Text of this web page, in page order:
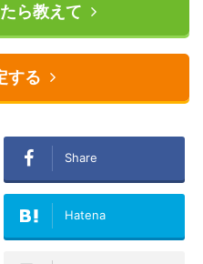
ら教えて
する
Share
Hatena